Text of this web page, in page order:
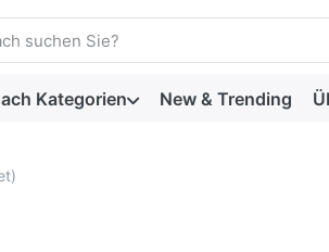
Suchbegriff ein. Drücken Sie die
Kategorien New & Trending